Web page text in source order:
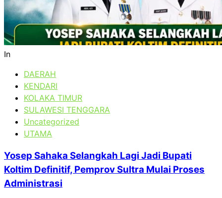
In
DAERAH
KENDARI
KOLAKA TIMUR
SULAWESI TENGGARA
Uncategorized
UTAMA
Yosep Sahaka Selangkah Lagi Jadi Bupati
Koltim Definitif, Pemprov Sultra Mulai Proses
Administrasi